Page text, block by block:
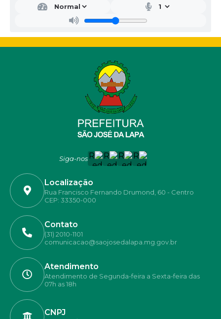
Siga-nos
Localização
Rua Francisco Fernando Drumond, 60 - Centro
CEP: 33350-000
Contato
(31) 2010-1101
comunicacao@saojosedalapa.mg.gov.br
Atendimento
Atendimento de Segunda-feira a Sexta-feira das
07h as 18h
CNPJ